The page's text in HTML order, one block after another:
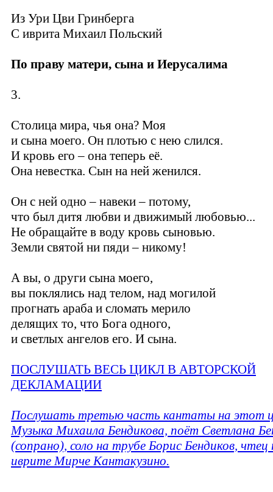
Из Ури Цви Гринберга
C иврита Михаил Польский
По праву матери, сына и Иерусалима
3.
Столица мира, чья она? Моя
и сына моего. Он плотью с нею слился.
И кровь его – она теперь её.
Она невестка. Сын на ней женился.
Он с ней одно – навеки – потому,
что был дитя любви и движимый любовью...
Не обращайте в воду кровь сыновью.
Земли святой ни пяди – никому!
А вы, о други сына моего,
вы поклялись над телом, над могилой
прогнать араба и сломать мерило
делящих то, что Бога одного,
и светлых ангелов его. И сына.
ПОСЛУШАТЬ ВЕСЬ ЦИКЛ В АВТОРСКОЙ
ДЕКЛАМАЦИИ
Послушать третью часть кантаты на этот
Музыка Михаила Бендикова, поёт Светлана
(сопрано), соло на трубе Борис Бендиков, чтец
иврите Мирче Кантакузино.